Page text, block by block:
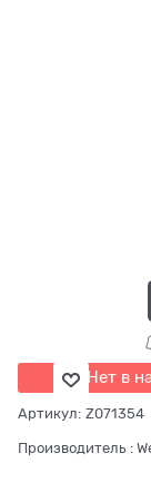
Нет в
Артикул: Z071354
Производитель :